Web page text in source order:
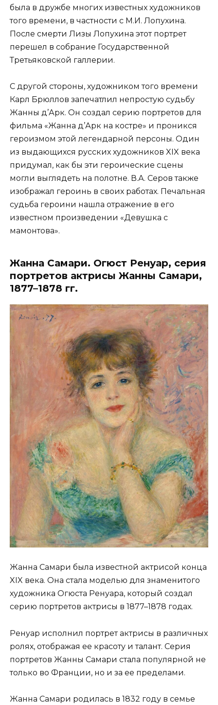
была в дружбе многих известных художников
того времени, в частности с М.И. Лопухина.
После смерти Лизы Лопухина этот портрет
перешел в собрание Государственной
Третьяковской галлерии.
С другой стороны, художником того времени
Карл Брюллов запечатлил непростую судьбу
Жанны д’Арк. Он создал серию портретов для
фильма «Жанна д’Арк на костре» и проникся
героизмом этой легендарной персоны. Один
из выдающихся русских художников XIX века
придумал, как бы эти героические сцены
могли выглядеть на полотне. В.А. Серов также
изображал героинь в своих работах. Печальная
судьба героини нашла отражение в его
известном произведении «Девушка с
мамонтова».
Жанна Самари. Огюст Ренуар, серия
портретов актрисы Жанны Самари,
1877–1878 гг.
Жанна Самари была известной актрисой конца
XIX века. Она стала моделью для знаменитого
художника Огюста Ренуара, который создал
серию портретов актрисы в 1877–1878 годах.
Ренуар исполнил портрет актрисы в различных
ролях, отображая ее красоту и талант. Серия
портретов Жанны Самари стала популярной не
только во Франции, но и за ее пределами.
Жанна Самари родилась в 1832 году в семье